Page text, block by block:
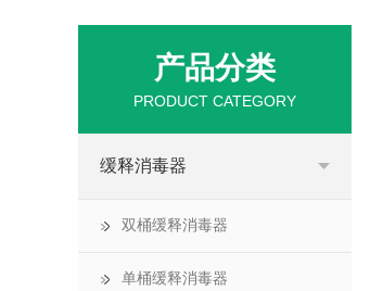
产品分类
PRODUCT CATEGORY
缓释消毒器
双桶缓释消毒器
单桶缓释消毒器